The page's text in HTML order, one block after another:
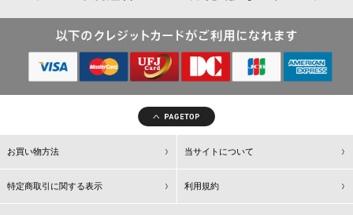
お買い物方法 当サイトについて
特定商取引に関する表示 利用規約